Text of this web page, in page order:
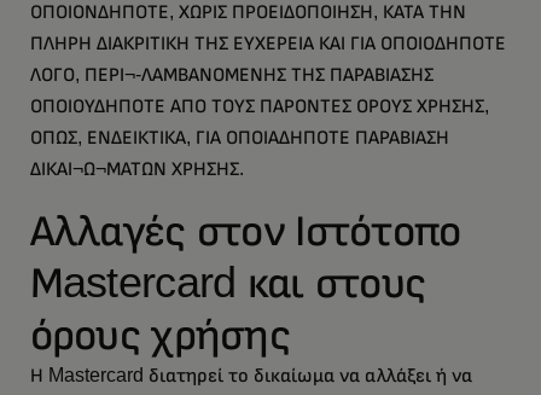
ΟΠΟΙΟΝΔΗΠΟΤΕ, ΧΩΡΙΣ ΠΡΟΕΙΔΟΠΟΙΗΣΗ, ΚΑΤΑ ΤΗΝ
ΠΛΗΡΗ ΔΙΑΚΡΙΤΙΚΗ ΤΗΣ ΕΥΧΕΡΕΙΑ ΚΑΙ ΓΙΑ ΟΠΟΙΟΔΗΠΟΤΕ
ΛΟΓΟ, ΠΕΡΙ¬-ΛΑΜΒΑΝΟΜΕΝΗΣ ΤΗΣ ΠΑΡΑΒΙΑΣΗΣ
ΟΠΟΙΟΥΔΗΠΟΤΕ ΑΠΟ ΤΟΥΣ ΠΑΡΟΝΤΕΣ ΟΡΟΥΣ ΧΡΗΣΗΣ,
ΟΠΩΣ, ΕΝΔΕΙΚΤΙΚΑ, ΓΙΑ ΟΠΟΙΑΔΗΠΟΤΕ ΠΑΡΑΒΙΑΣΗ
ΔΙΚΑΙ¬Ω¬ΜΑΤΩΝ ΧΡΗΣΗΣ.
Αλλαγές στον Ιστότοπο
Μastercard και στους
όρους χρήσης
Η Mastercard διατηρεί το δικαίωμα να αλλάξει ή να